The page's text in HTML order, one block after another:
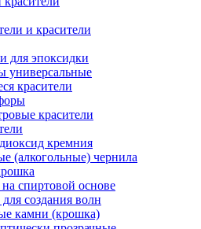
и красители
для эпоксидки
универсальные
красители
красители
кремния
(алкогольные) чернила
спиртовой основе
создания волн
камни (крошка)